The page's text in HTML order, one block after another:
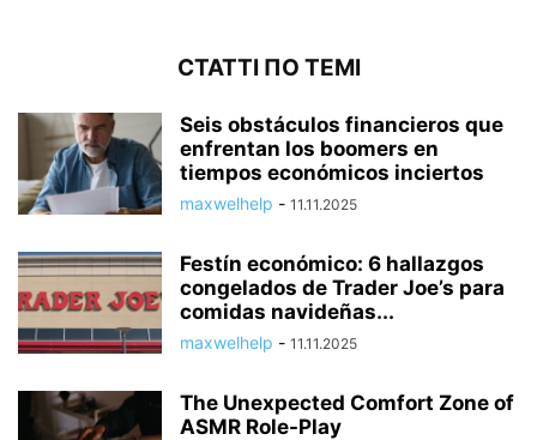
СТАТТІ ПО ТЕМІ
Seis obstáculos financieros que
enfrentan los boomers en
tiempos económicos inciertos
maxwelhelp - 11.11.2025
Festín económico: 6 hallazgos
congelados de Trader Joe’s para
comidas navideñas...
maxwelhelp - 11.11.2025
The Unexpected Comfort Zone of
ASMR Role-Play